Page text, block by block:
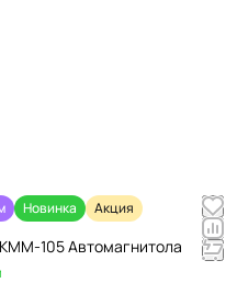
Новинка Акция
105 Автомагнитола